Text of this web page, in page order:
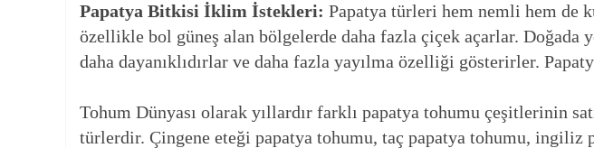
Papatya Bitkisi İklim İstekleri: Papatya türleri hem nemli hem de
özellikle bol güneş alan bölgelerde daha fazla çiçek açarlar. Doğada
daha dayanıklıdırlar ve daha fazla yayılma özelliği gösterirler.
Tohum Dünyası olarak yıllardır farklı papatya tohumu çeşitlerinin
türlerdir. Çingene eteği papatya tohumu, taç papatya tohumu, ingiliz